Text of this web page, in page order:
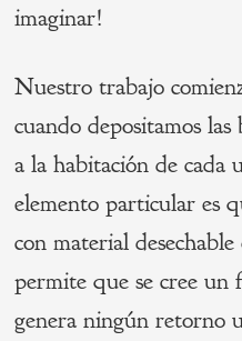
imaginar!
Nuestro trabajo
cuando depositamos
a la habitación de cada
elemento particular es
con material
permite que se cree un
genera ningún retorno